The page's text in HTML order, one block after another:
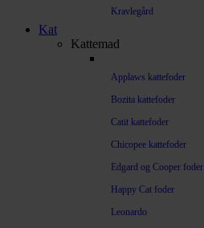
Kravlegård
Kat
Kattemad
Applaws kattefoder
Bozita kattefoder
Catit kattefoder
Chicopee kattefoder
Edgard og Cooper foder
Happy Cat foder
Leonardo